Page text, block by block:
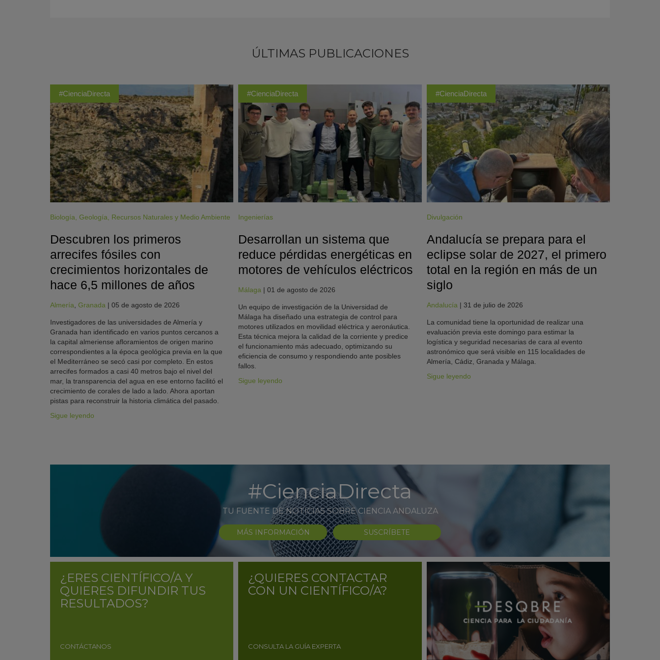
ÚLTIMAS PUBLICACIONES
#CienciaDirecta
Biología Geología Recursos Naturales y Medio Ambiente
Descubren los primeros
arrecifes fósiles con
crecimientos horizontales de
hace 6,5 millones de años
Almería Granada | 05 de agosto de 2026
Investigadores de las universidades de Almería y
Granada han identificado en varios puntos cercanos a
la capital almeriense afloramientos de origen marino
correspondientes a la época geológica previa en la que
el Mediterráneo se secó casi por completo. En estos
arrecifes formados a casi 40 metros bajo el nivel del
mar, la transparencia del agua en ese entorno facilitó el
crecimiento de corales de lado a lado. Ahora aportan
pistas para reconstruir la historia climática del pasado.
Sigue leyendo
#CienciaDirecta
Ingenierías
Desarrollan un sistema que
reduce pérdidas energéticas en
motores de vehículos eléctricos
Málaga |01 de agosto de 2026
Un equipo de investigación de la Universidad de
Málaga ha diseñado una estrategia de control para
motores utilizados en movilidad eléctrica y aeronáutica.
Esta técnica mejora la calidad de la corriente y predice
el funcionamiento más adecuado, optimizando su
eficiencia de consumo y respondiendo ante posibles
fallos.
Sigue leyendo
#CienciaDirecta
Divulgación
Andalucía se prepara para el
eclipse solar de 2027, el primero
total en la región en más de un
siglo
Andalucía | 31 de julio de 2026
La comunidad tiene la oportunidad de realizar una
evaluación previa este domingo para estimar la
logística y seguridad necesarias de cara al evento
astronómico que será visible en 115 localidades de
Almería, Cádiz, Granada y Málaga.
Sigue leyendo
#CienciaDirecta
TU FUENTE DE NOTICIAS SOBRE CIENCIA ANDALUZA
MÁS INFORMACIÓN SUSCRÍBETE
¿ERES CIENTÍFICO/A Y
QUIERES DIFUNDIR TUS
RESULTADOS?
CONTÁCTANOS
¿QUIERES CONTACTAR
CON UN CIENTÍFICO/A?
CONSULTA LA GUÍA EXPERTA